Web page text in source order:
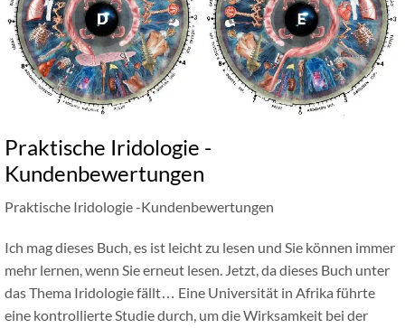
Praktische Iridologie -
Kundenbewertungen
Praktische Iridologie -Kundenbewertungen
Ich mag dieses Buch, es ist leicht zu lesen und Sie können immer
mehr lernen, wenn Sie erneut lesen. Jetzt, da dieses Buch unter
das Thema Iridologie fällt… Eine Universität in Afrika führte
eine kontrollierte Studie durch, um die Wirksamkeit bei der